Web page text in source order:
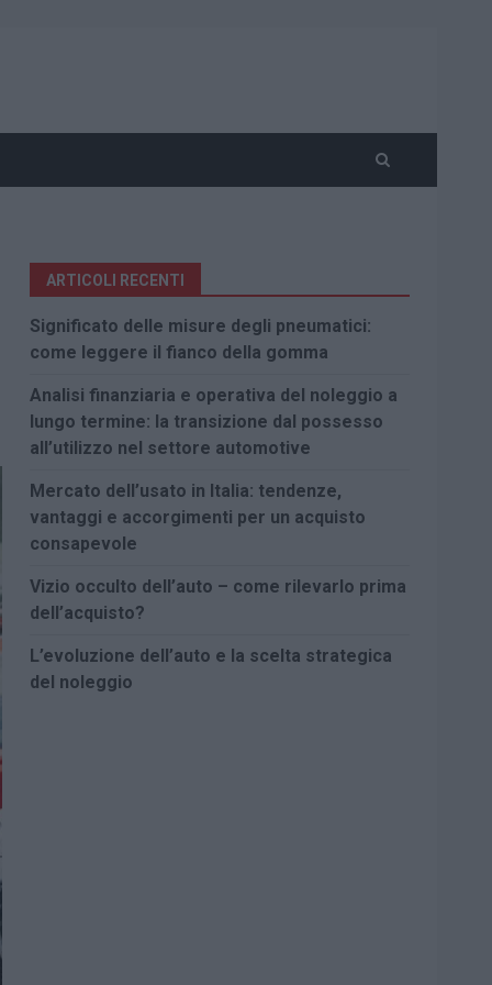
ARTICOLI RECENTI
Significato delle misure degli pneumatici:
come leggere il fianco della gomma
Analisi finanziaria e operativa del noleggio a
lungo termine: la transizione dal possesso
all’utilizzo nel settore automotive
Mercato dell’usato in Italia: tendenze,
vantaggi e accorgimenti per un acquisto
consapevole
Vizio occulto dell’auto – come rilevarlo prima
dell’acquisto?
L’evoluzione dell’auto e la scelta strategica
del noleggio